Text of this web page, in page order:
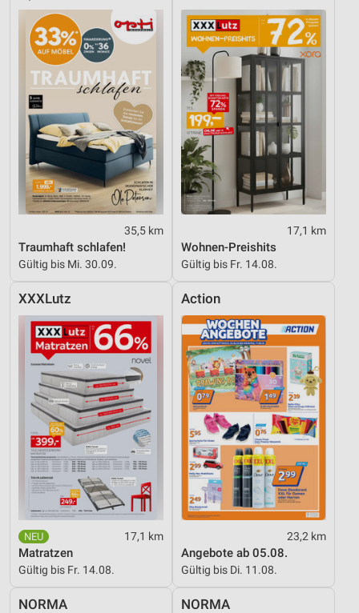
35,5 km
Traumhaft schlafen!
Gültig bis Mi. 30.09.
17,1 km
Wohnen-Preishits
Gültig bis Fr. 14.08.
XXXLutz
17,1 km
Matratzen
Gültig bis Fr. 14.08.
Action
23,2 km
Angebote ab 05.08.
Gültig bis Di. 11.08.
NORMA NORMA